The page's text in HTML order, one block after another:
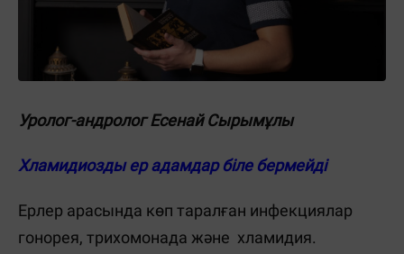
Уролог-андролог Есенай Сырымұлы
Хламидиозды ер адамдар біле бермейді
Ерлер арасында көп таралған инфекциялар
гонорея, трихомонада және хламидия.